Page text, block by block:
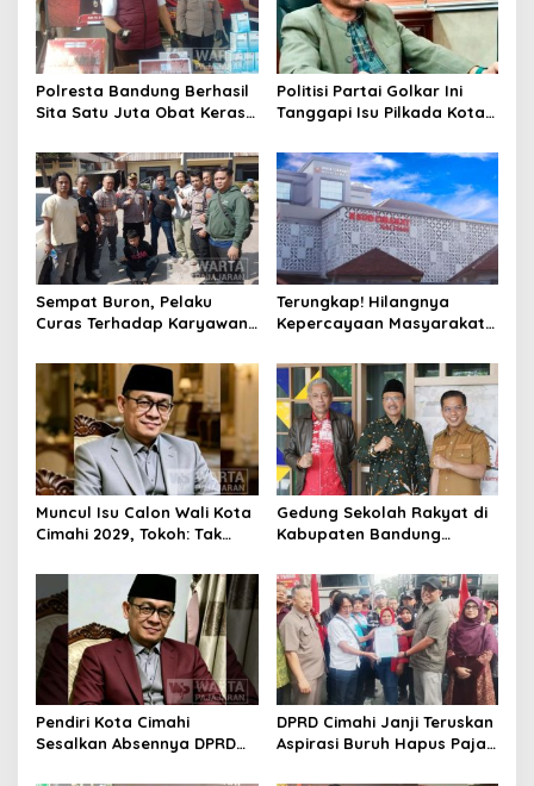
Polresta Bandung Berhasil
Sita Satu Juta Obat Keras
Kasus Narkoba
Politisi Partai Golkar Ini
Tanggapi Isu Pilkada Kota
Sempat Buron, Pelaku
Curas Terhadap Karyawan
Ditangkap Polisi
Terungkap! Hilangnya
Kepercayaan Masyarakat
Rebranding RSUD Cibabat
Muncul Isu Calon Wali Kota
Cimahi 2029, Tokoh: Tak
Legitimasi Parpol
Gedung Sekolah Rakyat di
Kabupaten Bandung
Siap Tampung Dua Ribu
Siswa
Pendiri Kota Cimahi
Sesalkan Absennya DPRD
DPRD Cimahi Janji Teruskan
Aspirasi Buruh Hapus Pajak